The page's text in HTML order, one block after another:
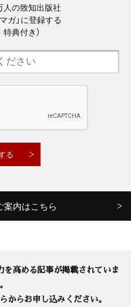
人の致知出版社
ガ」に登録する
特典付き）
案内はこちら
を高める記事が掲載されていま
からお申し込みください。